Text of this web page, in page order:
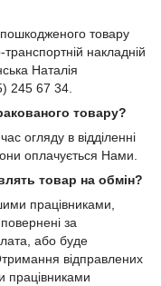
товару
накладній
Наталія
245 67 34.
товару?
огляду в відділенні
оплачується Нами.
товар на обмін?
працівниками,
за
або буде
відправлених
працівниками